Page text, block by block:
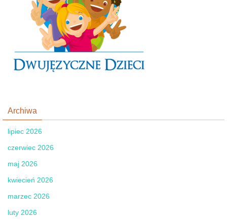
Archiwa
lipiec 2026
czerwiec 2026
maj 2026
kwiecień 2026
marzec 2026
luty 2026